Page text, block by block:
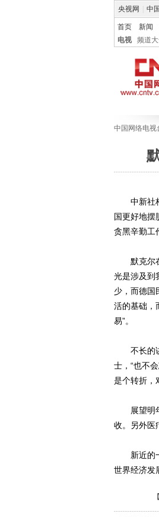
央视网 中
首页 新闻
电视
频道
中国网络电视
中新社柏
国更好地摆
贪黑辛勤工
默克尔在
光是涉及到
少，而德国
活的基础，
易”。
不长的讲
士，“也不
是个转折，
展望明年
收。另外医
新近的一
世界经济发
【